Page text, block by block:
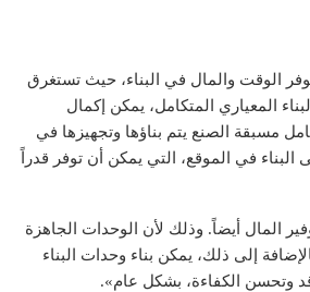
الوقت والمال في البناء، حيث تستغرق
المعياري المتكامل، يمكن إكمال
مسبقة الصنع يتم بناؤها وتجهيزها في
في الموقع، التي يمكن أن توفر قدراً
المال أيضاً. وذلك لأن الوحدات الجاهزة
إلى ذلك، يمكن بناء وحدات البناء
وتحسن الكفاءة، بشكل عام».